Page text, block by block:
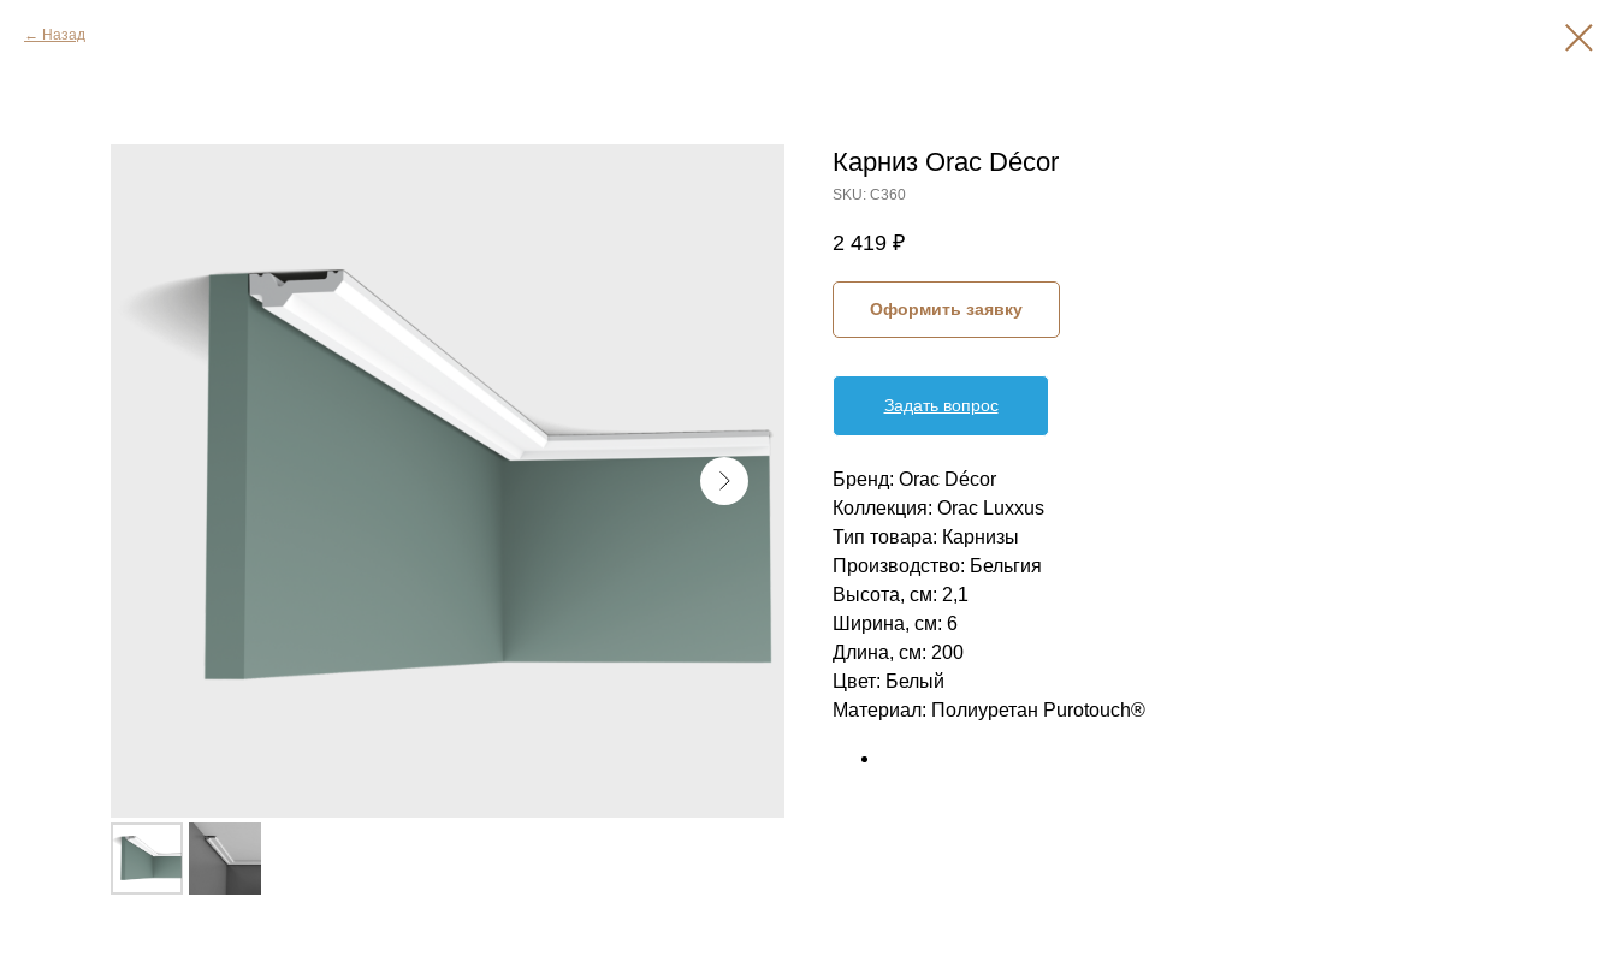
Назад
Карниз Orac Décor
SKU: C360
2 419 ₽
Оформить заявку
Задать вопрос
Бренд: Orac Décor
Коллекция: Orac Luxxus
Тип товара: Карнизы
Производство: Бельгия
Высота, см: 2,1
Ширина, см: 6
Длина, см: 200
Цвет: Белый
Материал: Полиуретан Purotouch® ‎